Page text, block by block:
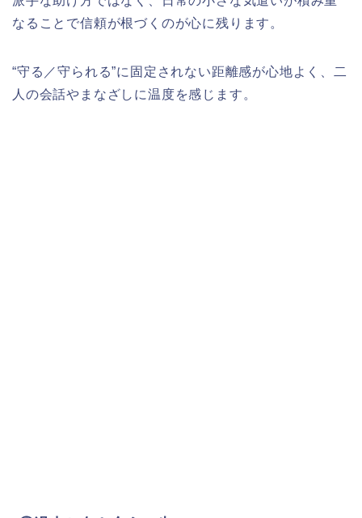
なることで信頼が根づくのが心に残ります。​
“守る／守られる”に固定されない距離感が心地よく、二
人の会話やまなざしに温度を感じます。​